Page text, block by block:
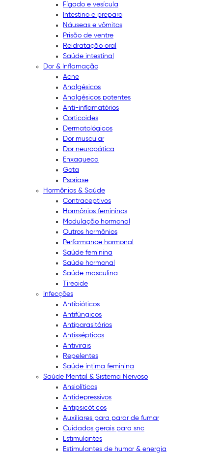
Fígado e vesícula
Intestino e preparo
Náuseas e vômitos
Prisão de ventre
Reidratação oral
Saúde intestinal
Dor & Inflamação
Acne
Analgésicos
Analgésicos potentes
Anti-inflamatórios
Corticoides
Dermatológicos
Dor muscular
Dor neuropática
Enxaqueca
Gota
Psoríase
Hormônios & Saúde
Contraceptivos
Hormônios femininos
Modulação hormonal
Outros hormônios
Performance hormonal
Saúde feminina
Saúde hormonal
Saúde masculina
Tireoide
Infecções
Antibióticos
Antifúngicos
Antiparasitários
Antissépticos
Antivirais
Repelentes
Saúde íntima feminina
Saúde Mental & Sistema Nervoso
Ansiolíticos
Antidepressivos
Antipsicóticos
Auxiliares para parar de fumar
Cuidados gerais para snc
Estimulantes
Estimulantes de humor & energia